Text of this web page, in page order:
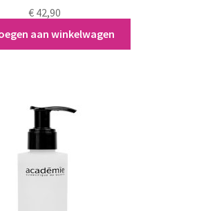
€42,90
aan winkelwagen